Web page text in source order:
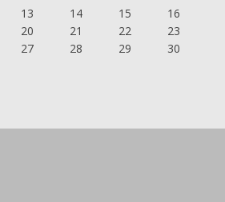
13 14 15
16
20 21 22
23
27 28 29
30